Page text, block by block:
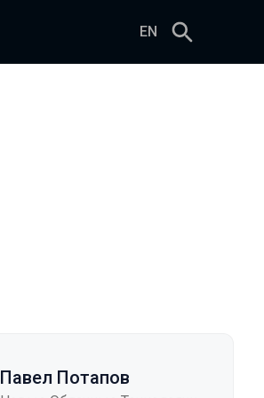
EN
Павел Потапов